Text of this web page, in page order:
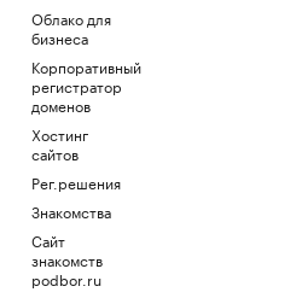
Облако для
бизнеса
Корпоративный
регистратор
доменов
Хостинг
сайтов
Рег.решения
Знакомства
Сайт
знакомств
podbor.ru